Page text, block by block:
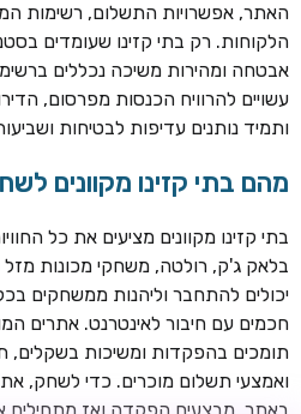
ההפקדה הראשונה
CASOO
חדשים
ROYSPINS
חינם על ההפקדות הראשונות
האתר, אפשרויות התשלום, רשימות
הלקוחות. רק בתי קזינו שעומדים
עשויים להרוויח הכנסות מפרסום,
ותמיד נותנים עדיפות לבטיחות
מהם בתי קזינו מקוונים
בתי קזינו מקוונים מציעים את כל
בלאק ג'ק, רולטה, משחקי מכונות מזל
יכולים להתחבר וליהנות ממשחקים
חכמים עם חיבור לאינטרנט. אתרים
תומכים בהפקדות ומשיכות בשקלים,
ואמצעי תשלום מוכרים. כדי לשחק,